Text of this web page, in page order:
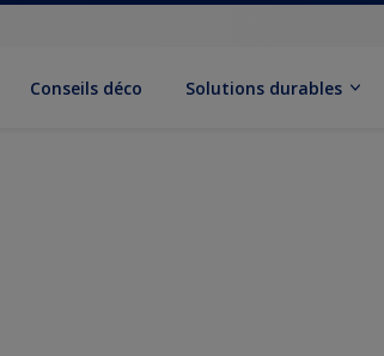
Conseils déco Solutions durables